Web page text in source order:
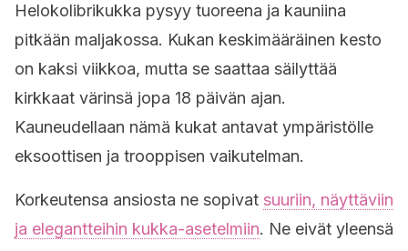
Helokolibrikukka pysyy tuoreena ja kauniina
pitkään maljakossa. Kukan keskimääräinen kesto
on kaksi viikkoa, mutta se saattaa säilyttää
kirkkaat värinsä jopa 18 päivän ajan.
Kauneudellaan nämä kukat antavat ympäristölle
eksoottisen ja trooppisen vaikutelman.
Korkeutensa ansiosta ne sopivat suuriin, näyttäviin
ja elegantteihin kukka-asetelmiin. Ne eivät yleensä